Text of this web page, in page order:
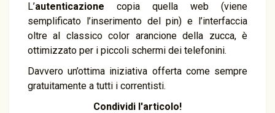
L’autenticazione copia quella web (viene
semplificato l’inserimento del pin) e l’interfaccia
oltre al classico color arancione della zucca, è
ottimizzato per i piccoli schermi dei telefonini.
Davvero un’ottima iniziativa offerta come sempre
gratuitamente a tutti i correntisti.
Condividi l'articolo!